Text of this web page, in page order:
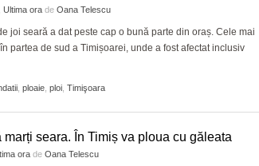
Ultima ora de Oana Telescu
joi seară a dat peste cap o bună parte din oraș. Cele mai
partea de sud a Timișoarei, unde a fost afectat inclusiv
ploaie ploi Timişoara
seara. În Timiș va ploua cu găleata
ora de Oana Telescu